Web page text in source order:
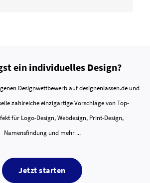
ein individuelles Design?
Designwettbewerb auf designenlassen.de und
zahlreiche einzigartige Vorschläge von Top-
für Logo-Design, Webdesign, Print-Design,
Namensfindung und mehr ...
Jetzt starten